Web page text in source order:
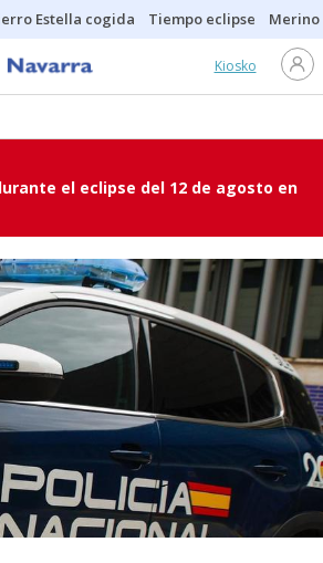
Estella cogida Tiempo eclipse
Kiosko
el eclipse del 12 de agosto en